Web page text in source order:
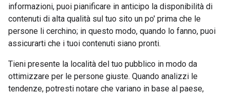
informazioni, puoi pianificare in anticipo la disponibilità di
contenuti di alta qualità sul tuo sito un po' prima che le
persone li cerchino; in questo modo, quando lo fanno, puoi
assicurarti che i tuoi contenuti siano pronti.
Tieni presente la località del tuo pubblico in modo da
ottimizzare per le persone giuste. Quando analizzi le
tendenze, potresti notare che variano in base al paese,